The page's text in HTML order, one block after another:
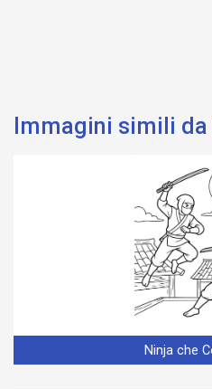
Immagini simili
Ninja che